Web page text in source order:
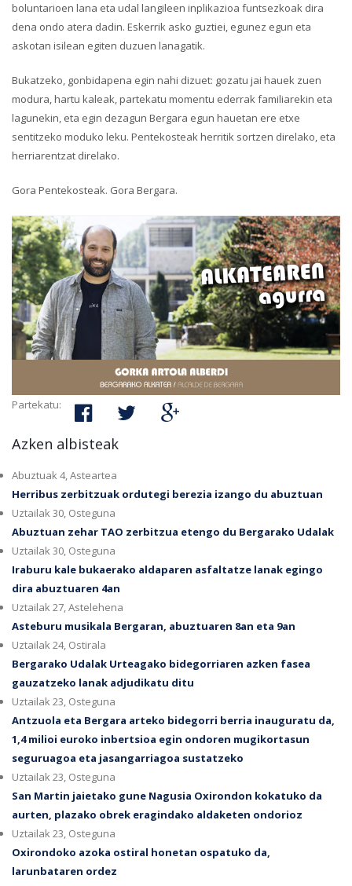
boluntarioen lana eta udal langileen inplikazioa funtsezkoak dira
dena ondo atera dadin. Eskerrik asko guztiei, egunez egun eta
askotan isilean egiten duzuen lanagatik.
Bukatzeko, gonbidapena egin nahi dizuet: gozatu jai hauek zuen
modura, hartu kaleak, partekatu momentu ederrak familiarekin eta
lagunekin, eta egin dezagun Bergara egun hauetan ere etxe
sentitzeko moduko leku. Pentekosteak herritik sortzen direlako, eta
herriarentzat direlako.
Gora Pentekosteak. Gora Bergara.
Partekatu:
Azken albisteak
Abuztuak 4, Asteartea
Herribus zerbitzuak ordutegi berezia izango du abuztuan
Uztailak 30, Osteguna
Abuztuan zehar TAO zerbitzua etengo du Bergarako Udalak
Uztailak 30, Osteguna
Iraburu kale bukaerako aldaparen asfaltatze lanak egingo
dira abuztuaren 4an
Uztailak 27, Astelehena
Asteburu musikala Bergaran, abuztuaren 8an eta 9an
Uztailak 24, Ostirala
Bergarako Udalak Urteagako bidegorriaren azken fasea
gauzatzeko lanak adjudikatu ditu
Uztailak 23, Osteguna
Antzuola eta Bergara arteko bidegorri berria inauguratu da,
1,4 milioi euroko inbertsioa egin ondoren mugikortasun
seguruagoa eta jasangarriagoa sustatzeko
Uztailak 23, Osteguna
San Martin jaietako gune Nagusia Oxirondon kokatuko da
aurten, plazako obrek eragindako aldaketen ondorioz
Uztailak 23, Osteguna
Oxirondoko azoka ostiral honetan ospatuko da,
larunbataren ordez